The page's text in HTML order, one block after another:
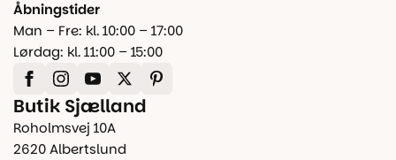
Åbningstider
Man – Fre: kl. 10:00 – 17:00
Lørdag: kl. 11:00 – 15:00
Butik Sjælland
Roholmsvej 10A
2620 Albertslund